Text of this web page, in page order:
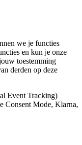
we je functies
en kun je onze
toestemming
derden op deze
Event Tracking)
Consent Mode, Klarna,